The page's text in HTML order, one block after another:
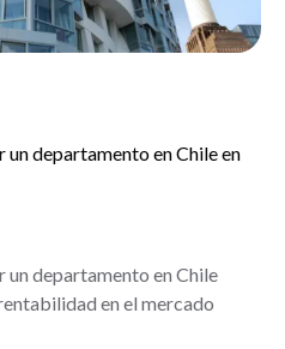
un departamento en Chile en
un departamento en Chile
en el mercado